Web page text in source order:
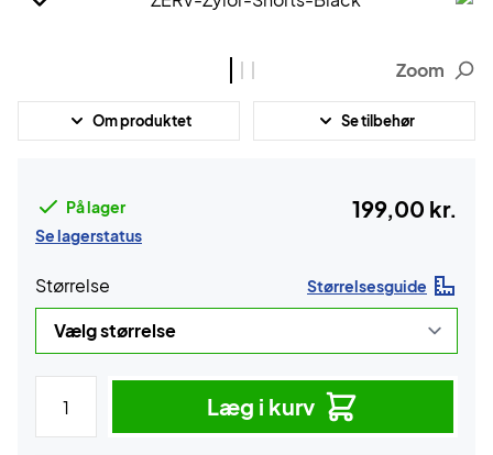
Zoom
Om produktet Se tilbehør
På lager
Se lagerstatus
199,00 kr.
Størrelse Størrelsesguide
Læg i kurv